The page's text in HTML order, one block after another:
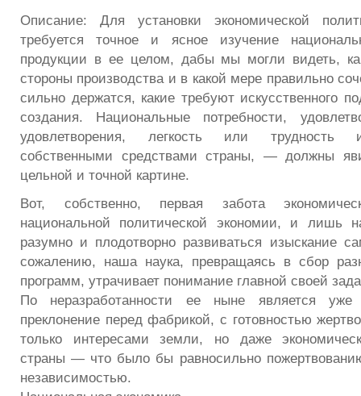
Описание: Для установки экономической
требуется точное и ясное изучение
продукции в ее целом, дабы мы могли видеть,
стороны производства и в какой мере правильно
сильно держатся, какие требуют искусственного
создания. Национальные потребности,
удовлетворения, легкость или трудность
собственными средствами страны, — должны
цельной и точной картине.
Вот, собственно, первая забота
национальной политической экономии, и лишь
разумно и плодотворно развиваться изыскание
сожалению, наша наука, превращаясь в сбор
программ, утрачивает понимание главной своей
По неразработанности ее ныне является уже
преклонение перед фабрикой, с готовностью
только интересами земли, но даже
страны — что было бы равносильно
независимостью.